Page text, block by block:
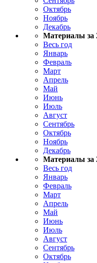
Октябрь
Ноябрь
Декабрь
Материалы за
Весь год
Январь
Февраль
Март
Апрель
Май
Июнь
Июль
Август
Сентябрь
Октябрь
Ноябрь
Декабрь
Материалы за
Весь год
Январь
Февраль
Март
Апрель
Май
Июнь
Июль
Август
Сентябрь
Октябрь